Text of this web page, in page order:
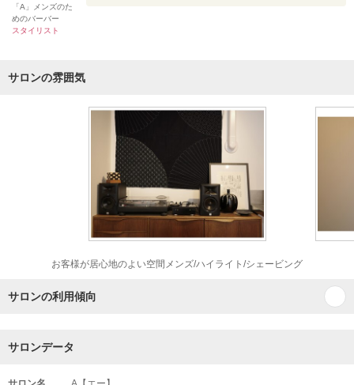
「A」メンズのた
めのバーバー
スタイリスト
サロンの雰囲気
お客様が居心地のよい空間メンズ/ハイライト/シェービング
サロンの利用傾向
サロンデータ